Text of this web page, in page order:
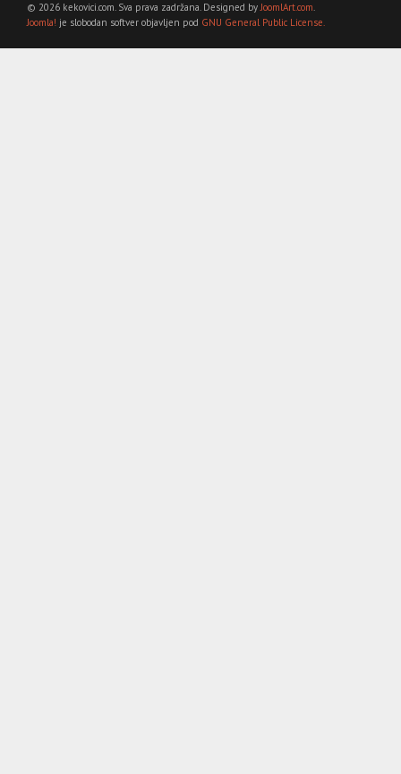
© 2026 kekovici.com. Sva prava zadržana. Designed byJoomlArt.com.
Joomla! je slobodan softver objavljen pod GNU General Public License.